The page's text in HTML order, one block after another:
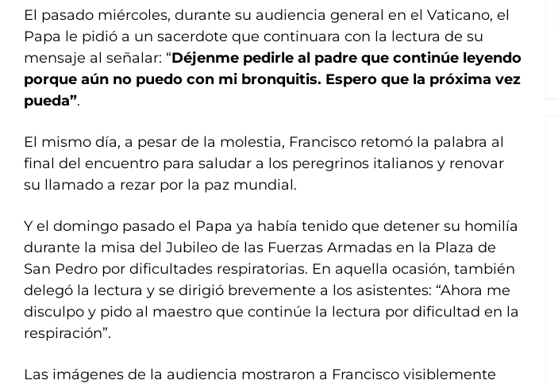
El pasado miércoles, durante su audiencia general en el Vaticano, el
Papa le pidió a un sacerdote que continuara con la lectura de su
mensaje al señalar: “Déjenme pedirle al padre que continúe leyendo
porque aún no puedo con mi bronquitis. Espero que la próxima vez
pueda”.
El mismo día, a pesar de la molestia, Francisco retomó la palabra al
final del encuentro para saludar a los peregrinos italianos y renovar
su llamado a rezar por la paz mundial.
Y el domingo pasado el Papa ya había tenido que detener su homilía
durante la misa del Jubileo de las Fuerzas Armadas en la Plaza de
San Pedro por dificultades respiratorias. En aquella ocasión, también
delegó la lectura y se dirigió brevemente a los asistentes: “Ahora me
disculpo y pido al maestro que continúe la lectura por dificultad en la
respiración”.
Las imágenes de la audiencia mostraron a Francisco visiblemente